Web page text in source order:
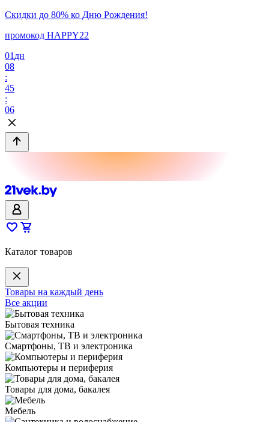
Скидки до 80% ко Дню Рождения!
промокод HAPPY22
01 дн
08
:
45
:
06
Каталог товаров
Товары на каждый день
Все акции
Бытовая техника
Смартфоны, ТВ и электроника
Компьютеры и периферия
Товары для дома, бакалея
Мебель